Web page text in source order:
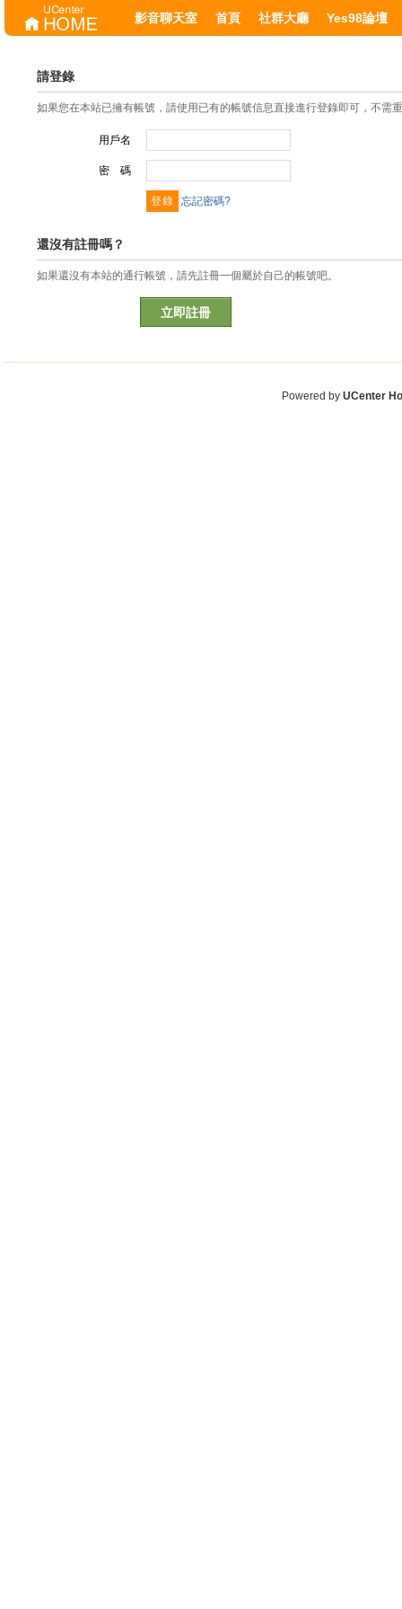
影音聊天室 首頁 社群大廳 Yes98論壇
請登錄
如果您在本站已擁有帳號，請使用已有的帳號信息直接進行登錄即可，不需
用戶名
密 碼
忘記密碼?
還沒有註冊嗎？
如果還沒有本站的通行帳號，請先註冊一個屬於自己的帳號吧。
立即註冊
Powered by UCenter